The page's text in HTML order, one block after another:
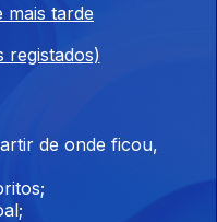
Ep. 7
mais tarde
registados)
de onde ficou,